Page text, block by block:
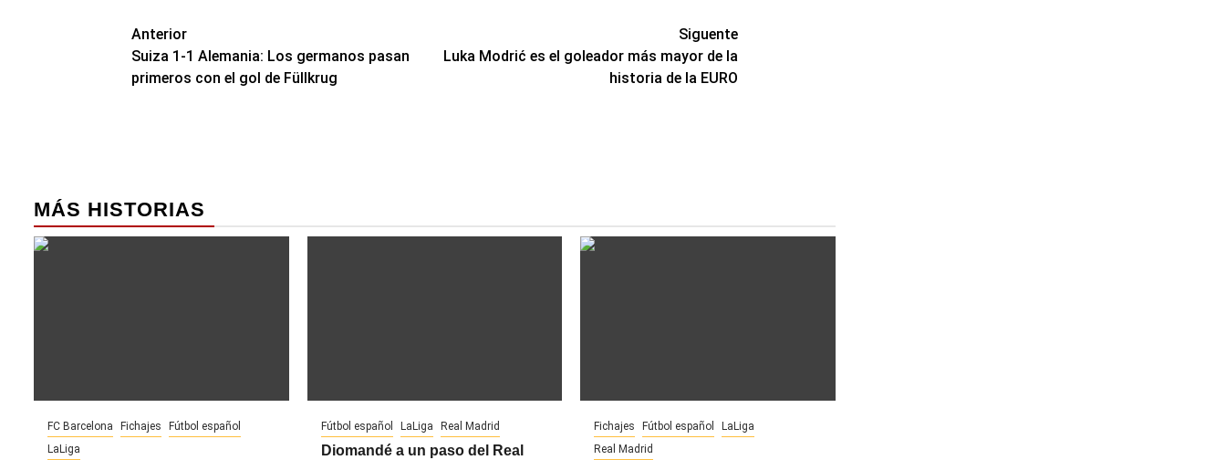
Navegación
de
Anterior
Suiza 1-1 Alemania: Los germanos pasan
primeros con el gol de Füllkrug
Siguente
Luka Modrić es el goleador más mayor de la
historia de la EURO
MÁS HISTORIAS
FC Barcelona Fichajes
Fútbol español
LaLiga
Fútbol español LaLiga Real Madrid
Diomandé a un paso del Real
Fichajes Fútbol español
LaLiga
Real Madrid